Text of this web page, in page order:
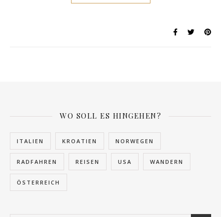
WO SOLL ES HINGEHEN?
ITALIEN KROATIEN NORWEGEN
RADFAHREN REISEN USA WANDERN
ÖSTERREICH